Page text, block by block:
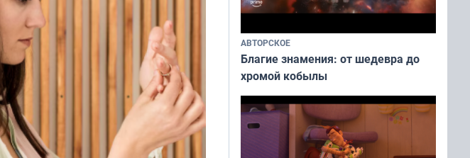
АВТОРСКОЕ
Благие знамения: от шедевра до
хромой кобылы